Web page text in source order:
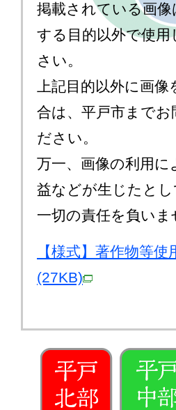
掲載されている画像
する目的以外で使
さい。
上記目的以外に画
合は、平戸市までお
ださい。
万一、画像の利用に
益などが生じたと
一切の責任を負いま
【様式】著作物等
(27KB)